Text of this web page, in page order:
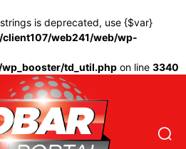
is deprecated, use {$var}
web241/web/wp-
td_util.php on line 3340